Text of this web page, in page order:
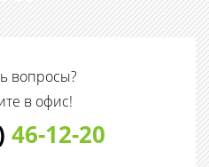
вопросы?
в офис!
46-12-20